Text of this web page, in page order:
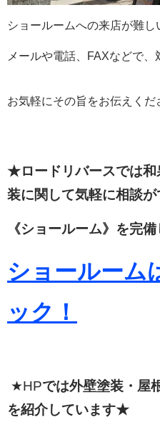
ショールームへの来店が難し
メールや電話、FAXなどで、
お気軽にその旨をお伝えくだ
★ロードリバースでは和
装に関して気軽に相談が
《ショールーム》を完
ショールーム
ック！
★HPでは外壁塗装・屋
を紹介しています★